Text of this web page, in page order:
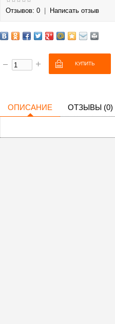
Отзывов: 0 Написать отзыв
ОПИСАНИЕ ОТЗЫВЫ (0)